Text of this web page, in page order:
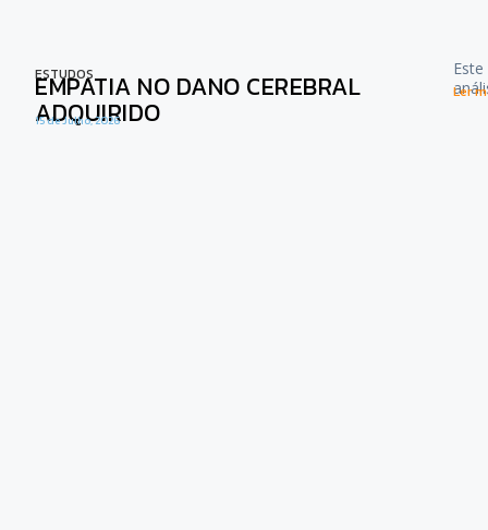
ESTUDOS
EMPATIA NO DANO CEREBRAL
ADQUIRIDO
15 de Julho, 2026
Ler